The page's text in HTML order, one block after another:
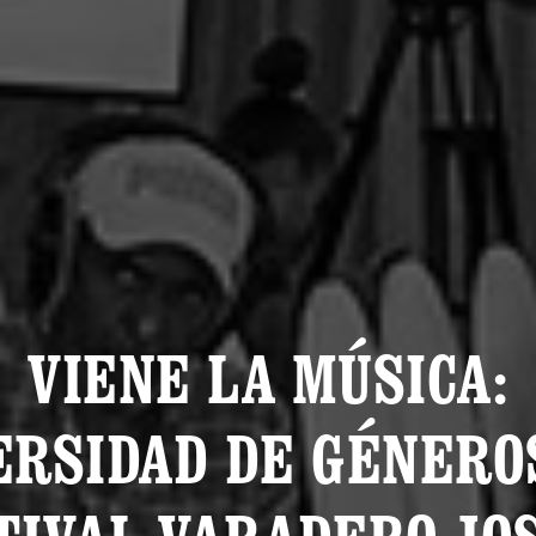
VIENE LA MÚSICA:
DE